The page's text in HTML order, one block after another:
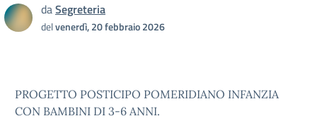
daSegreteria
delvenerdì, 20 febbraio 2026
PROGETTO POSTICIPO POMERIDIANO INFANZIA
CON BAMBINI DI 3-6 ANNI.